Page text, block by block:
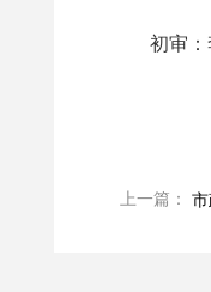
初审
上一篇：